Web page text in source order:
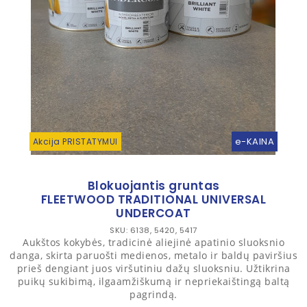
Akcija PRISTATYMUI e-KAINA
Blokuojantis gruntas
FLEETWOOD TRADITIONAL UNIVERSAL
UNDERCOAT
SKU: 6138, 5420, 5417
Aukštos kokybės, tradicinė aliejinė apatinio sluoksnio
danga, skirta paruošti medienos, metalo ir baldų paviršius
prieš dengiant juos viršutiniu dažų sluoksniu. Užtikrina
puikų sukibimą, ilgaamžiškumą ir nepriekaištingą baltą
pagrindą.